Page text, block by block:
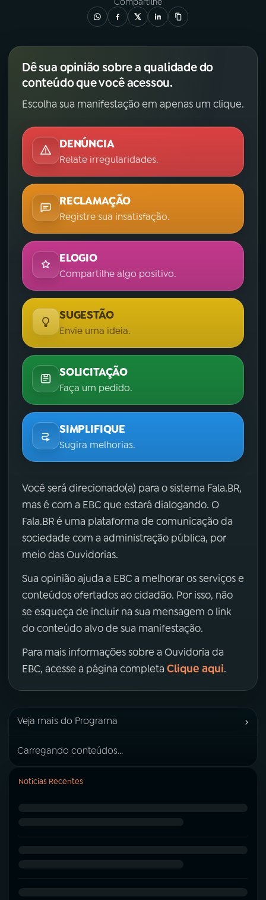
Dê sua opinião sobre a qualidade do
conteúdo que você acessou.
Escolha sua manifestação em apenas um clique.
DENÚNCIA
Relate irregularidades.
RECLAMAÇÃO
Registre sua insatisfação.
ELOGIO
Compartilhe algo positivo.
SUGESTÃO
Envie uma ideia.
SOLICITAÇÃO
Faça um pedido.
SIMPLIFIQUE
Sugira melhorias.
Você será direcionado(a) para o sistema Fala.BR,
mas é com a EBC que estará dialogando. O
Fala.BR é uma plataforma de comunicação da
sociedade com a administração pública, por
meio das Ouvidorias.
Sua opinião ajuda a EBC a melhorar os serviços e
conteúdos ofertados ao cidadão. Por isso, não
se esqueça de incluir na sua mensagem o link
do conteúdo alvo de sua manifestação.
Para mais informações sobre a Ouvidoria da
EBC, acesse a página completa Clique aqui.
Veja mais do Programa ›
Carregando conteúdos...
Notícias Recentes